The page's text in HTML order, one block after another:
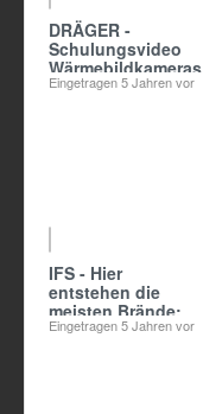
DRÄGER -
Schulungsvideo
Wärmebildkameras
Eingetragen5 Jahren vor
IFS - Hier
entstehen die
meisten Brände:
Auf dem Herd!
Eingetragen5 Jahren vor